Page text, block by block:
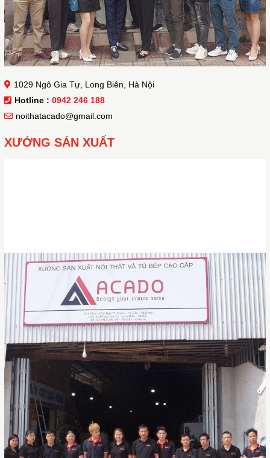
1029 Ngô Gia Tự, Long Biên, Hà Nội
Hotline : 0942 246 188
noithatacado@gmail.com
XƯỞNG SẢN XUẤT